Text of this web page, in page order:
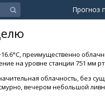
Прогноз
преимущественно
на уровне станции 751 мм
облачность, без
вечером небольшой